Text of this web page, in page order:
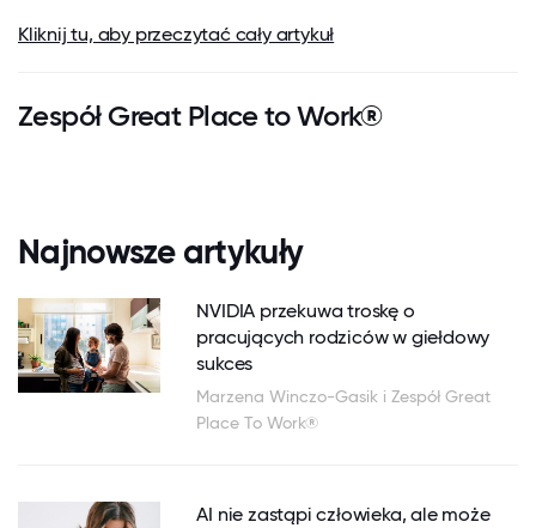
Kliknij tu, aby przeczytać cały artykuł
Zespół Great Place to Work®
Najnowsze artykuły
NVIDIA przekuwa troskę o
pracujących rodziców w giełdowy
sukces
Marzena Winczo-Gasik i Zespół Great
Place To Work®
AI nie zastąpi człowieka, ale może